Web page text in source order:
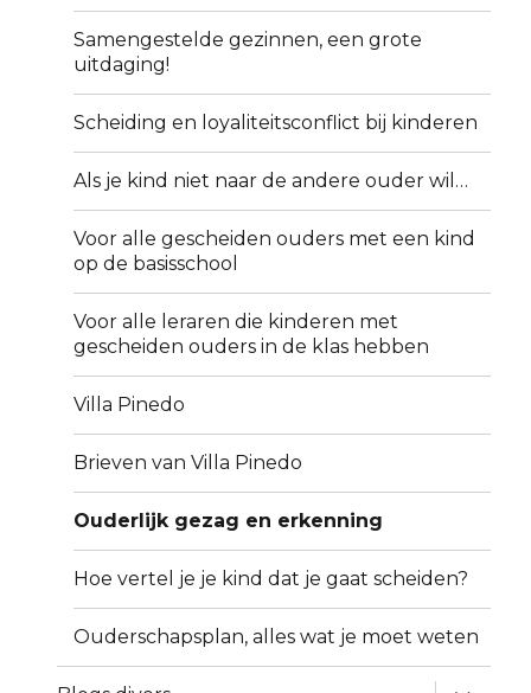
Samengestelde gezinnen, een grote
uitdaging!
Scheiding en loyaliteitsconflict bij kinderen
Als je kind niet naar de andere ouder wil…
Voor alle gescheiden ouders met een kind
op de basisschool
Voor alle leraren die kinderen met
gescheiden ouders in de klas hebben
Villa Pinedo
Brieven van Villa Pinedo
Ouderlijk gezag en erkenning
Hoe vertel je je kind dat je gaat scheiden?
Ouderschapsplan, alles wat je moet weten